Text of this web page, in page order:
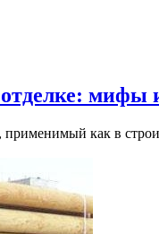
мифы
как в